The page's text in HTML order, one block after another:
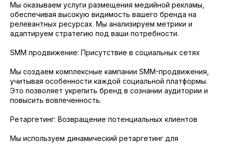
Мы оказываем услуги размещения медийной рекламы,
обеспечивая высокую видимость вашего бренда на
релевантных ресурсах. Мы анализируем метрики и
адаптируем стратегию под ваши потребности.
SMM продвижение: Присутствие в социальных сетях
Мы создаем комплексные кампании SMM-продвижения,
учитывая особенности каждой социальной платформы.
Это позволяет укрепить бренд в сознании аудитории и
повысить вовлеченность.
Ретаргетинг: Возвращение потенциальных клиентов
Мы используем динамический ретаргетинг для